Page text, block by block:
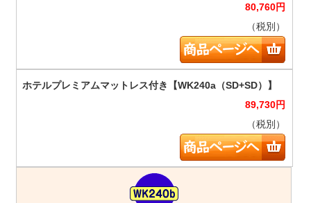
80,760円
（税別）
89,730円
（税別）